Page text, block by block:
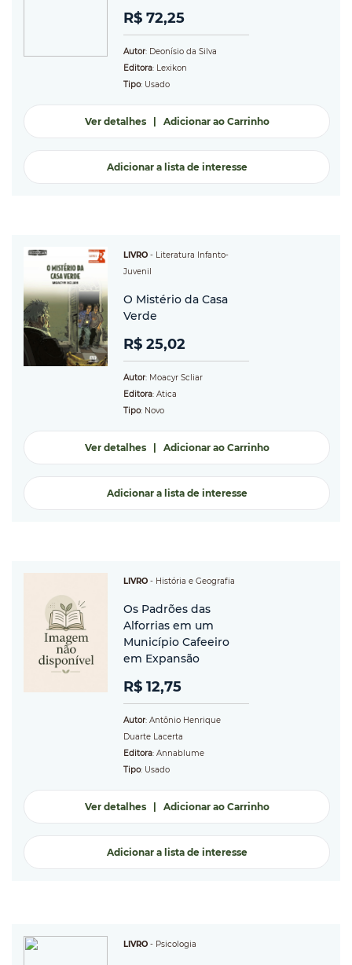
R$ 72,25
Autor: Deonísio da Silva
Editora: Lexikon
Tipo: Usado
Ver detalhes| Adicionar ao Carrinho
Adicionar a lista de interesse
LIVRO - Literatura Infanto-
Juvenil
O Mistério da Casa
Verde
R$ 25,02
Autor: Moacyr Scliar
Editora: Atica
Tipo: Novo
Ver detalhes| Adicionar ao Carrinho
Adicionar a lista de interesse
LIVRO - História e Geografia
Os Padrões das
Alforrias em um
Município Cafeeiro
em Expansão
R$ 12,75
Autor: Antônio Henrique
Duarte Lacerta
Editora: Annablume
Tipo: Usado
Ver detalhes| Adicionar ao Carrinho
Adicionar a lista de interesse
LIVRO - Psicologia